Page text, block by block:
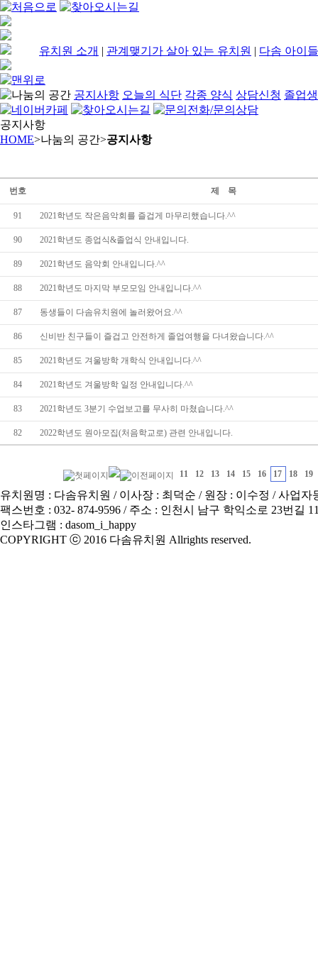
유치원 소개 | 관계맺기가 살아 있는 유치원 | 다솜 아이
공지사항 오늘의 식단 각종 양식 상담신청 졸업
공지사항
HOME>나눔의 공간>공지사항
번호 제 목
91 2021학년도 작은음악회를 즐겁게 마무리했습니다.^^
90 2021학년도 종업식&졸업식 안내입니다.
89 2021학년도 음악회 안내입니다.^^
88 2021학년도 마지막 부모모임 안내입니다.^^
87 동생들이 다솜유치원에 놀러왔어요.^^
86 신비반 친구들이 즐겁고 안전하게 졸업여행을 다녀왔습니다.^^
85 2021학년도 겨울방학 개학식 안내입니다.^^
84 2021학년도 겨울방학 일정 안내입니다.^^
83 2021학년도 3분기 수업보고를 무사히 마쳤습니다.^^
82 2022학년도 원아모집(처음학교로) 관련 안내입니다.
11 12 13 14 15 16 17 18 19
유치원명 : 다솜유치원 / 이사장 : 최덕순 / 원장 : 이수정 /사업자
팩스번호 : 032- 874-9596 / 주소 : 인천시 남구 학익소로 23번길
인스타그램 : dasom_i_happy
COPYRIGHT ⓒ 2016 다솜유치원 Allrights reserved.